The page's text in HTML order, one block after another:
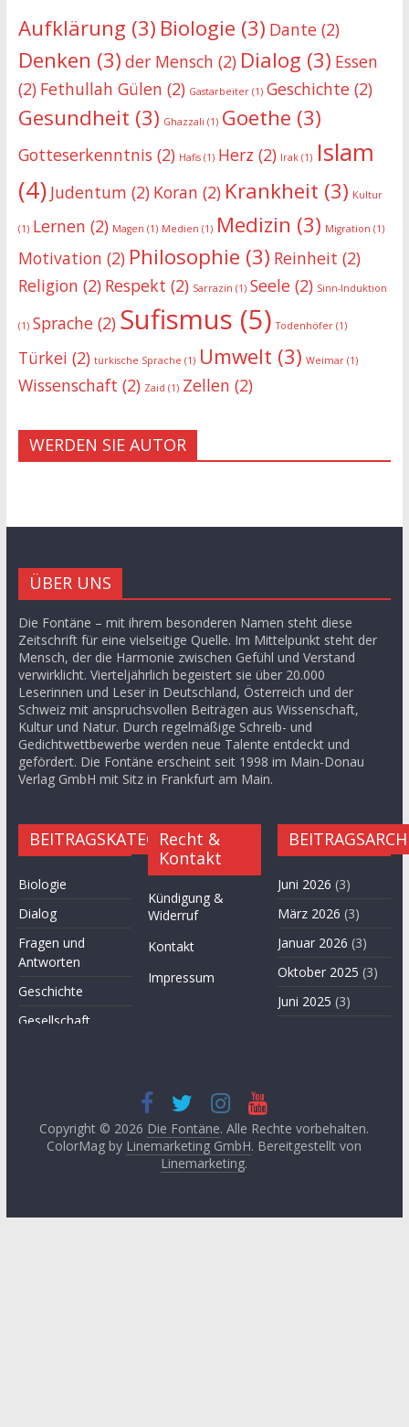
Aufklärung (3) Biologie (3) Dante(2)
Denken (3) der Mensch (2) Dialog (3) Essen
(2) Fethullah Gülen (2) Gastarbeiter(1) Geschichte(2)
Gesundheit (3) Ghazzali (1) Goethe (3)
Gotteserkenntnis (2) Hafis(1) Herz (2) Irak(1) Islam
(4) Judentum (2) Koran (2) Krankheit (3) Kultur
(1) Lernen (2) Magen (1) Medien (1) Medizin (3) Migration (1)
Motivation (2) Philosophie (3) Reinheit (2)
Religion (2) Respekt (2) Sarrazin (1) Seele(2) Sinn-Induktion
(1) Sprache(2) Sufismus (5) Todenhöfer(1)
Türkei (2) türkische Sprache (1) Umwelt (3) Weimar(1)
Wissenschaft (2) Zaid (1) Zellen (2)
WERDEN SIE AUTOR
ÜBER UNS
Die Fontäne – mit ihrem besonderen Namen steht diese
Zeitschrift für eine vielseitige Quelle. Im Mittelpunkt steht der
Mensch, der die Harmonie zwischen Gefühl und Verstand
verwirklicht. Vierteljährlich begeistert sie über 20.000
Leserinnen und Leser in Deutschland, Österreich und der
Schweiz mit anspruchsvollen Beiträgen aus Wissenschaft,
Kultur und Natur. Durch regelmäßige Schreib- und
Gedichtwettbewerbe werden neue Talente entdeckt und
gefördert. Die Fontäne erscheint seit 1998 im Main-Donau
Verlag GmbH mit Sitz in Frankfurt am Main.
BEITRAGSKATEGORIEN
Biologie
Dialog
Fragen und
Antworten
Geschichte
Gesellschaft
Leitartikel von
Fethullah Gülen
Lyrik
Recht &
Kontakt
Kündigung &
Widerruf
Kontakt
Impressum
Juni 2026 (3)
März 2026 (3)
Januar 2026 (3)
Oktober 2025 (3)
Juni 2025 (3)
2024(3)
Juni 2024
April 2024(2)
Copyright © 2026 Die Fontäne. Alle Rechte vorbehalten.
ColorMag by Linemarketing GmbH. Bereitgestellt von
Linemarketing.